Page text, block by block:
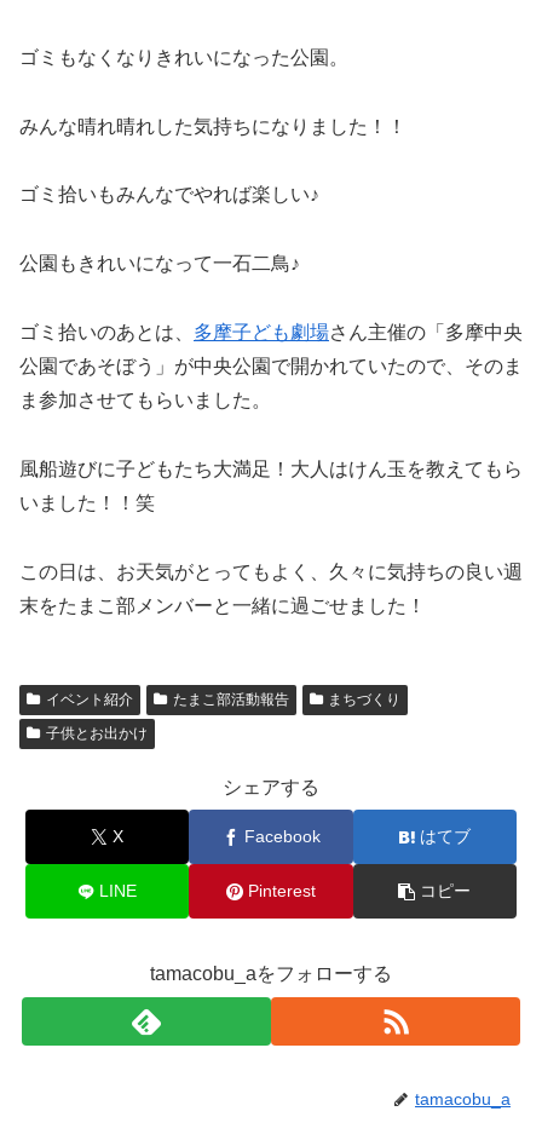
ゴミもなくなりきれいになった公園。
みんな晴れ晴れした気持ちになりました！！
ゴミ拾いもみんなでやれば楽しい♪
公園もきれいになって一石二鳥♪
ゴミ拾いのあとは、 多摩子ども劇場さん主催の「多摩中央
公園であそぼう」が中央公園で開かれていたので、そのま
ま参加させてもらいました。
風船遊びに子どもたち大満足！大人はけん玉を教えてもら
いました！！笑
この日は、お天気がとってもよく、久々に気持ちの良い週
末をたまこ部メンバーと一緒に過ごせました！
イベント紹介 たまこ部活動報告
まちづくり
子供とお出かけ
シェアする
X Facebook はてブ
LINE Pinterest コピー
tamacobu_aをフォローする
tamacobu_a